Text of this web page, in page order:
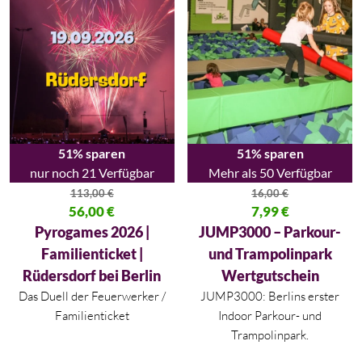
51% sparen
nur noch 21 Verfügbar
113,00€
Ursprünglicher Preis war: 113,00 €
56,00€
Aktueller Preis ist: 56,00 €.
Pyrogames 2026 |
Familienticket |
Rüdersdorf bei Berlin
Das Duell der Feuerwerker /
Familienticket
51% sparen
Mehr als 50 Verfügbar
16,00€
Ursprünglicher Preis war:
7,99€
Aktueller Preis ist: 7,99 €.
JUMP3000 – Parkour-
und Trampolinpark
Wertgutschein
JUMP3000: Berlins erster
Indoor Parkour- und
Trampolinpark.